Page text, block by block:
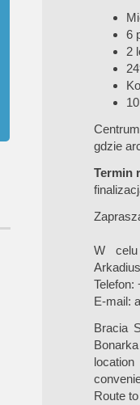
6
2
gdzie
Termin
W celu
Telefon:
E-mail:
Bracia
Route